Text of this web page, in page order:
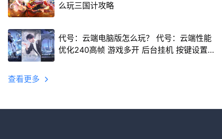
么玩三国计攻略
代号：云端电脑版怎么玩？ 代号：云端性能
优化240高帧 游戏多开 后台挂机 按键设置
查看更多